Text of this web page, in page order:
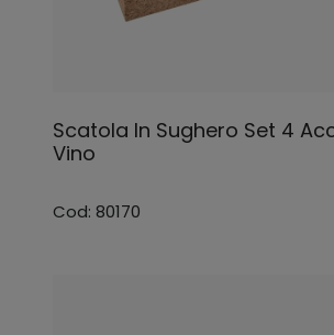
Scatola In Sughero Set 4
Vino
Cod: 80170